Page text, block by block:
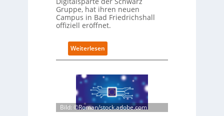
a
u
s
p
e
t
i
n
m
i
t
n
Gruppe, hat ihren neuen
Campus in Bad Friedrichshall
offiziell eröffnet.
Weiterlesen:
S
h
a
r
z
Bild: ©Roman/stock.adobe.com